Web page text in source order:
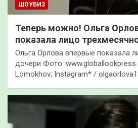
ШОУБИЗ
Теперь можно! Ольга
показала лицо
Ольга Орлова впервые показала
дочери Фото:
Lomokhov; Instagram* /